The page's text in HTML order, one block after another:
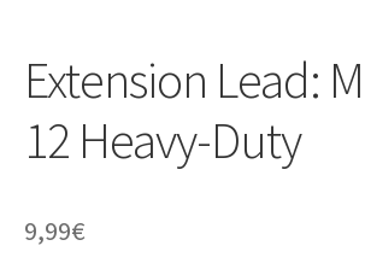
Extension Lead:
12 Heavy-Duty
9,99€